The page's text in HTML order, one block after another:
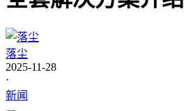
落尘
2025-11-28
·
新闻